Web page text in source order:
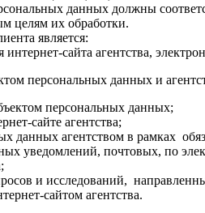
данных должны
целям их обработки.
является:
сайта агентства,
персональных данных и
персональных данных;
сайте агентства;
данных агентством в рамках
уведомлений, почтовых, по
и исследований,
сайтом агентства.